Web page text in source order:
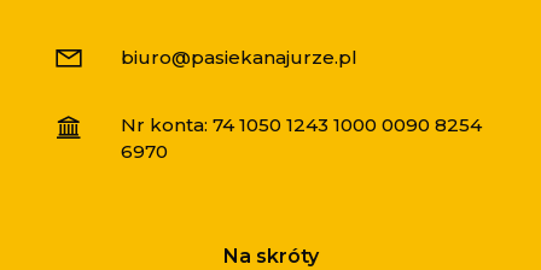
biuro@pasiekanajurze.pl
Nr konta: 74 1050 1243 1000 0090 8254
6970
Na skróty